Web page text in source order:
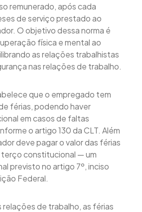
remunerado, após cada
de serviço prestado ao
O objetivo dessa norma é
física e mental ao
as relações trabalhistas
nas relações de trabalho.
que o empregado tem
férias, podendo haver
em casos de faltas
o artigo 130 da CLT. Além
deve pagar o valor das férias
terço constitucional — um
previsto no artigo 7º, inciso
Federal.
de trabalho, as férias